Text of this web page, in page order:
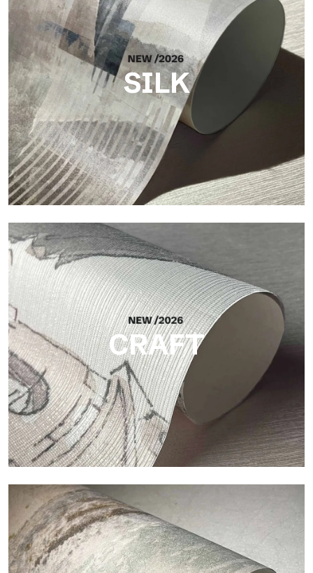
SILK
Silk
Helle und elegante Oberfläche mit feiner vertikaler Struktur,
die das Licht reflektiert und der Fläche Tiefe verleiht.
CRAFT
Craft
Oberfläche, inspiriert von natürlichen Fasern, mit einer
essentiellen Struktur, die der Fläche Balance, Tiefe und eine
elegante Materialität verleiht.